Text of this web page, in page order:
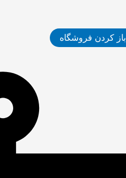
باز کردن فروشگاه